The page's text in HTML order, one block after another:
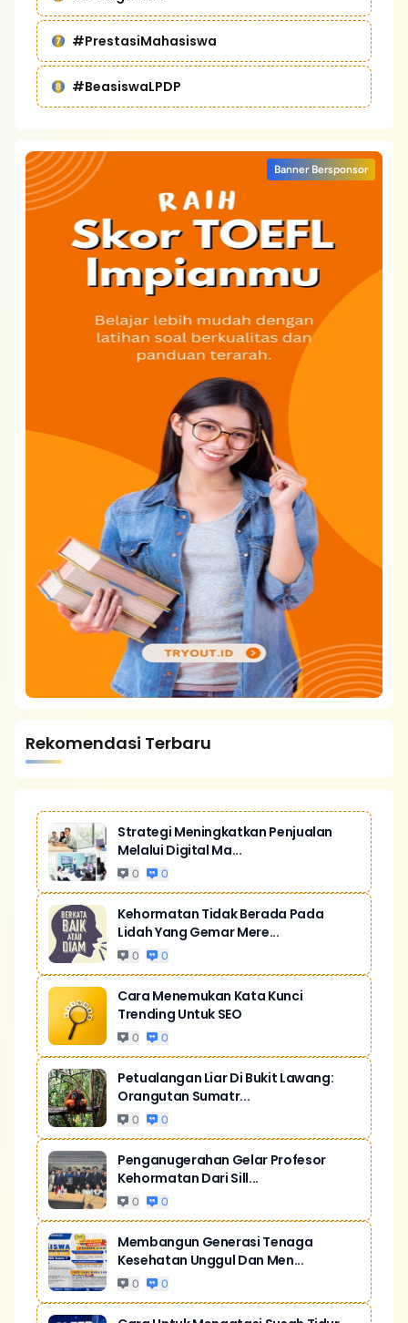
#PrestasiMahasiswa
#BeasiswaLPDP
Banner Bersponsor
Rekomendasi Terbaru
Strategi Meningkatkan Penjualan
Melalui Digital Ma...
0 0
Kehormatan Tidak Berada Pada
Lidah Yang Gemar Mere...
0 0
Cara Menemukan Kata Kunci
Trending Untuk SEO
0 0
Petualangan Liar Di Bukit Lawang:
Orangutan Sumatr...
0 0
Penganugerahan Gelar Profesor
Kehormatan Dari Sill...
0 0
Membangun Generasi Tenaga
Kesehatan Unggul Dan Men...
0 0